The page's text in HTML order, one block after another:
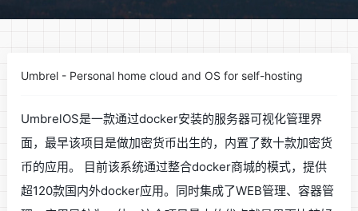
Umbrel - Personal home cloud and OS for self-hosting
UmbrelOS是一款通过docker安装的服务器可视化管理界
面，最早该项目是做加密货币出生的，内置了数十款加密货
币的应用。 目前该系统通过整合docker商城的模式，提供
超120款国内外docker应用。同时集成了WEB管理、容器管